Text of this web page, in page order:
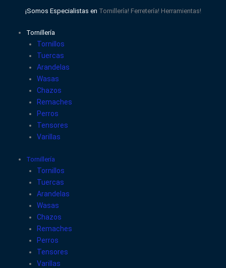
¡Somos Especialistas en Tornillería! Ferretería! Herramientas!
Tornillería
Tornillos
Tuercas
Arandelas
Wasas
Chazos
Remaches
Perros
Tensores
Varillas
Tornillería
Tornillos
Tuercas
Arandelas
Wasas
Chazos
Remaches
Perros
Tensores
Varillas